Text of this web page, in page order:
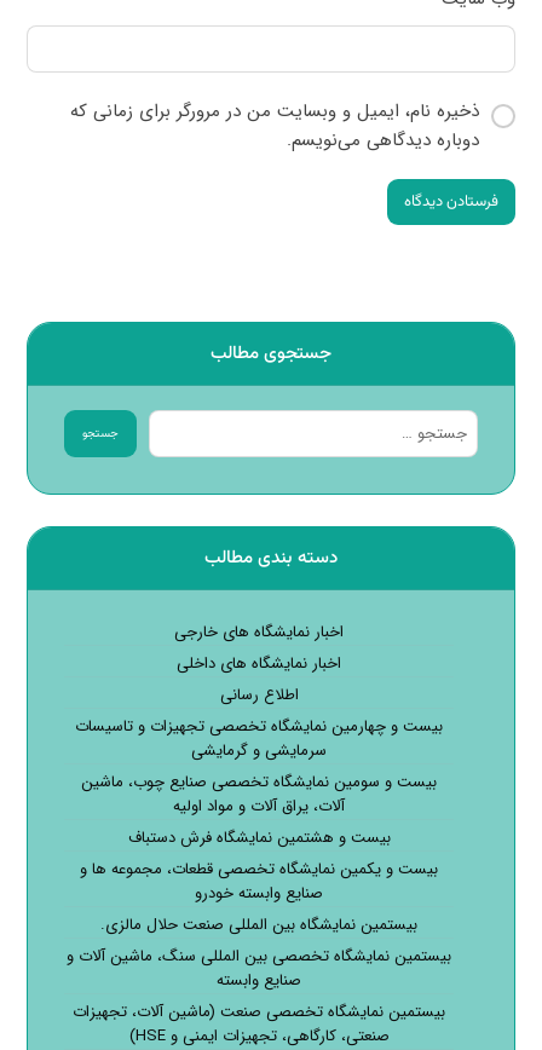
ذخیره نام، ایمیل و وبسایت من در مرورگر برای زمانی که
دوباره دیدگاهی می‌نویسم.
فرستادن دیدگاه
جستجوی مطالب
جستجو
دسته بندی مطالب
اخبار نمایشگاه های خارجی
اخبار نمایشگاه های داخلی
اطلاع رسانی
بیست و چهارمین نمایشگاه تخصصی تجهیزات و تاسیسات
سرمایشی و گرمایشی
بیست و سومین نمایشگاه تخصصی صنایع چوب، ماشین
آلات، یراق آلات و مواد اولیه
بیست و هشتمین نمایشگاه فرش دستباف
بیست و یکمین نمایشگاه تخصصی قطعات، مجموعه ها و
صنایع وابسته خودرو
بیستمین نمایشگاه بین المللی صنعت حلال مالزی.
بیستمین نمایشگاه تخصصی بین المللی سنگ، ماشین آلات و
صنایع وابسته
بیستمین نمایشگاه تخصصی صنعت (ماشین آلات، تجهیزات
صنعتی، کارگاهی، تجهیزات ایمنی و HSE)